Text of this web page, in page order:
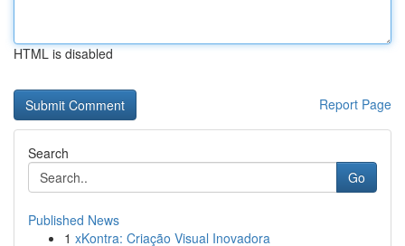
HTML is disabled
Report Page
Search
Go
Published News
1 xKontra: Criação Visual Inovadora